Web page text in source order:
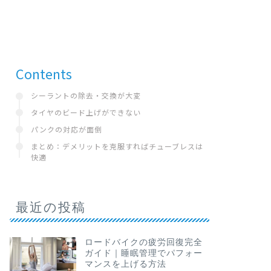
Contents
シーラントの除去・交換が大変
タイヤのビード上げができない
パンクの対応が面倒
まとめ：デメリットを克服すればチューブレスは
快適
最近の投稿
ロードバイクの疲労回復完全
ガイド｜睡眠管理でパフォー
マンスを上げる方法